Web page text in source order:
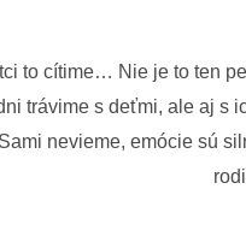
to cítime… Nie je to ten
trávime s deťmi, ale aj s
nevieme, emócie sú